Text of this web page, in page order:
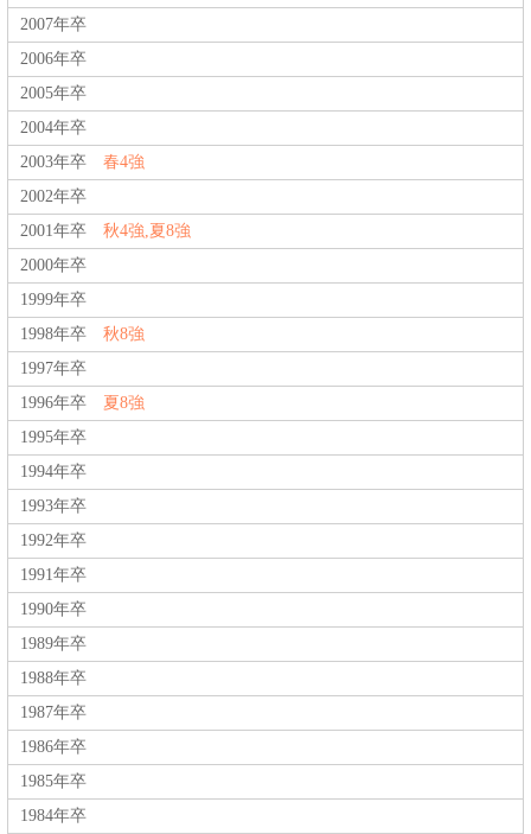
2007年卒
2006年卒
2005年卒
2004年卒
2003年卒 春4強
2002年卒
2001年卒 秋4強,夏8強
2000年卒
1999年卒
1998年卒 秋8強
1997年卒
1996年卒 夏8強
1995年卒
1994年卒
1993年卒
1992年卒
1991年卒
1990年卒
1989年卒
1988年卒
1987年卒
1986年卒
1985年卒
1984年卒